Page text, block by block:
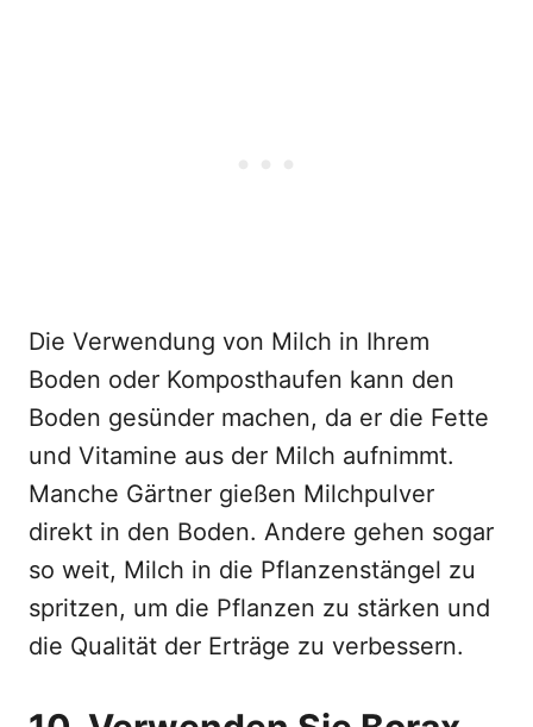
Die Verwendung von Milch in Ihrem
Boden oder Komposthaufen kann den
Boden gesünder machen, da er die Fette
und Vitamine aus der Milch aufnimmt.
Manche Gärtner gießen Milchpulver
direkt in den Boden. Andere gehen sogar
so weit, Milch in die Pflanzenstängel zu
spritzen, um die Pflanzen zu stärken und
die Qualität der Erträge zu verbessern.